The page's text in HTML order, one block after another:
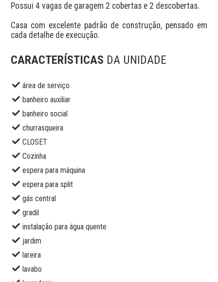
Possui 4 vagas de garagem 2 cobertas e 2 descobertas.
Casa com excelente padrão de construção, pensado em
cada detalhe de execução.
CARACTERÍSTICAS DA UNIDADE
área de serviço
banheiro auxiliar
banheiro social
churrasqueira
CLOSET
Cozinha
espera para máquina
espera para split
gás central
gradil
instalação para água quente
jardim
lareira
lavabo